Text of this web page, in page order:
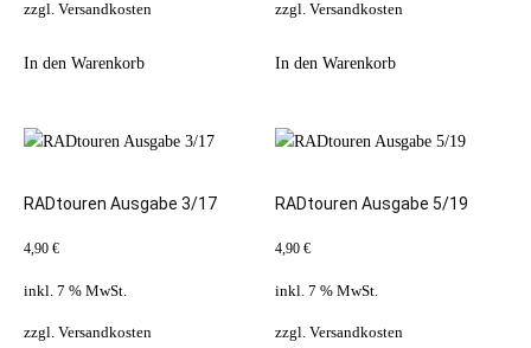
zzgl. Versandkosten
In den Warenkorb
zzgl.Versandkosten
In den Warenkorb
RADtouren Ausgabe 3/17
4,90 €
inkl. 7 % MwSt.
zzgl. Versandkosten
RADtouren Ausgabe 5/19
4,90€
inkl. 7 % MwSt.
zzgl.Versandkosten